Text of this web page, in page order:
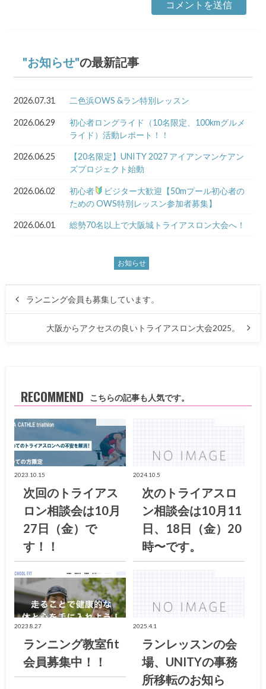
お知らせ の最新記事
2026.07.31 二色浜OWS &ラン特別レッスン
2026.06.29
初心者ロングライド（10名限定、100kmグルメ
ライド）活動レポート！！
2026.06.25
【20名限定】UNITY 2027 アイアンマンケアン
ズプロジェクト始動
2026.06.02 初心者
ビジター大歓迎【50mプール初心者の
ための OWS特別レッスン参加者募集】
2026.06.01 総勢70名以上で大阪城トライアスロン大会へ！
お知らせ
ランニング会員も募集しています。
大阪からアクセスの良いトライアスロン大会2025。
RECOMMEND こちらの記事も人気です。
2023.10.15
次回のトライアス
ロン相談会は10月
27日（金）で
す！！
2024.10.5
次のトライアスロ
ン相談会は10月11
日、18日（金）20
時〜です。
2023.8.27
ランニング教室fit
会員募集中！！
2025.4.1
ランレッスンの会
場、UNITYの事務
所移転のお知ら